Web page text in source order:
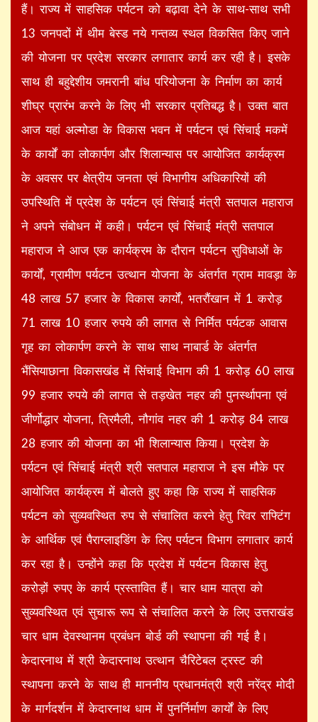
हैं। राज्य में साहसिक पर्यटन को बढ़ावा देने के साथ-साथ सभी
13 जनपदों में थीम बेस्ड नये गन्तव्य स्थल विकसित किए जाने
की योजना पर प्रदेश सरकार लगातार कार्य कर रही है। इसके
साथ ही बहुद्देशीय जमरानी बांध परियोजना के निर्माण का कार्य
शीघ्र प्रारंभ करने के लिए भी सरकार प्रतिबद्ध है। उक्त बात
आज यहां अल्मोडा के विकास भवन में पर्यटन एवं सिंचाई मकमें
के कार्यों का लोकार्पण और शिलान्यास पर आयोजित कार्यक्रम
के अवसर पर क्षेत्रीय जनता एवं विभागीय अधिकारियों की
उपस्थिति में प्रदेश के पर्यटन एवं सिंचाई मंत्री सतपाल महाराज
ने अपने संबोधन में कही। पर्यटन एवं सिंचाई मंत्री सतपाल
महाराज ने आज एक कार्यक्रम के दौरान पर्यटन सुविधाओं के
कार्यों, ग्रामीण पर्यटन उत्थान योजना के अंतर्गत ग्राम मावड़ा के
48 लाख 57 हजार के विकास कार्यों, भतरौंखान में 1 करोड़
71 लाख 10 हजार रुपये की लागत से निर्मित पर्यटक आवास
गृह का लोकार्पण करने के साथ साथ नाबार्ड के अंतर्गत
भैंसियाछाना विकासखंड में सिंचाई विभाग की 1 करोड़ 60 लाख
99 हजार रुपये की लागत से तड़खेत नहर की पुनर्स्थापना एवं
जीर्णोद्धार योजना, त्रिमैली, नौगांव नहर की 1 करोड़ 84 लाख
28 हजार की योजना का भी शिलान्यास किया। प्रदेश के
पर्यटन एवं सिंचाई मंत्री श्री सतपाल महाराज ने इस मौके पर
आयोजित कार्यक्रम में बोलते हुए कहा कि राज्य में साहसिक
पर्यटन को सुव्यवस्थित रुप से संचालित करने हेतु रिवर राफ्टिंग
के आर्थिक एवं पैराग्लाइडिंग के लिए पर्यटन विभाग लगातार कार्य
कर रहा है। उन्होंने कहा कि प्रदेश में पर्यटन विकास हेतु
करोड़ों रुपए के कार्य प्रस्तावित हैं। चार धाम यात्रा को
सुव्यवस्थित एवं सुचारू रूप से संचालित करने के लिए उत्तराखंड
चार धाम देवस्थानम प्रबंधन बोर्ड की स्थापना की गई है।
केदारनाथ में श्री केदारनाथ उत्थान चैरिटेबल ट्रस्ट की
स्थापना करने के साथ ही माननीय प्रधानमंत्री श्री नरेंद्र मोदी
के मार्गदर्शन में केदारनाथ धाम में पुनर्निर्माण कार्यों के लिए